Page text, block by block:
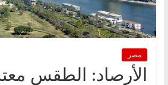
مصر
الأرصاد: الطقس